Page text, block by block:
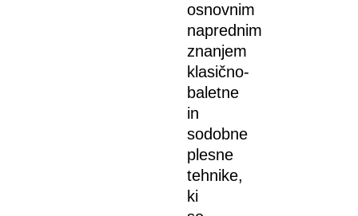
osnovnim
naprednim
znanjem
klasično-
baletne
in
sodobne
plesne
tehnike,
ki